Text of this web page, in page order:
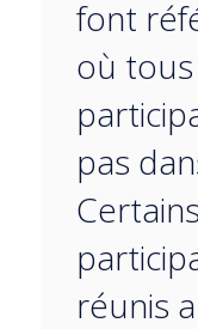
font
où
pas
réunis